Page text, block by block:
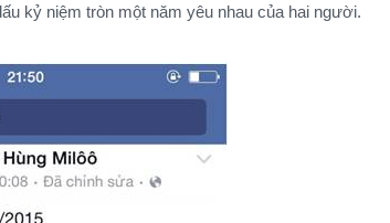
kỷ niệm tròn một năm yêu nhau của hai người.